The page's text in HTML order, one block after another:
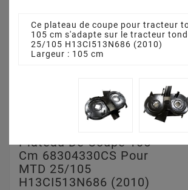
Plateau De Coupe 105
Cm 68304330CS Pour
MTD 25/105
H13CI513N686 (2010)
Ce plateau de coupe pour tracteur
105 cm s'adapte sur le tracteur
25/105 H13CI513N686 (2010)
Largeur : 105 cm